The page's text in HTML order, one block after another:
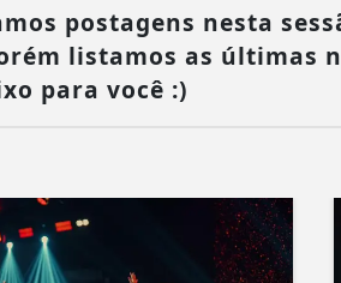
postagens nesta
listamos as últimas
para você :)